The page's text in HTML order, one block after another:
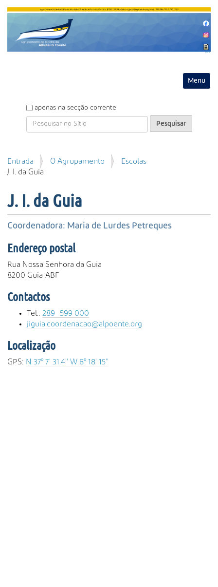
Toggle
P
e
i
s
apenas na secção corrente
P
e
s
A
v
a
n
a
Entrada O Agrupamento
Escolas
J. I. da Guia
J. I. da Guia
Coordenadora: Maria de Lurdes Petreques
Endereço postal
Rua Nossa Senhora da Guia
8200 Guia-ABF
Contactos
Tel.: 289 599 000
jiguia.coordenacao@alpoente.org
Localização
GPS: N 37° 7' 31.4'' W 8° 18' 15''